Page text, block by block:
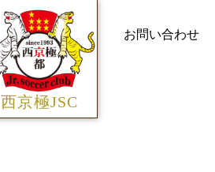
西京極JSC
お問い合わせ